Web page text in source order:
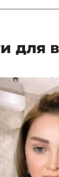
для